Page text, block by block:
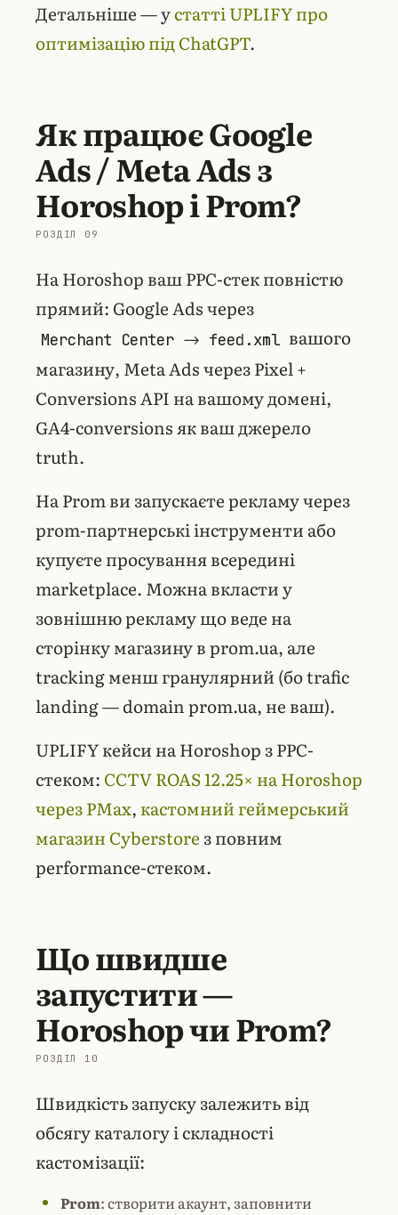
Детальніше — устатті UPLIFY про
оптимізацію під ChatGPT.
Як працює Google
Ads / Meta Ads з
Horoshop і Prom?
На Horoshop ваш PPC-стек повністю
прямий: Google Ads через
Merchant Center → feed.xml вашого
магазину, Meta Ads через Pixel +
Conversions API на вашому домені,
GA4-conversions як ваш джерело
truth.
На Prom ви запускаєте рекламу через
prom-партнерські інструменти або
купуєте просування всередині
marketplace. Можна вкласти у
зовнішню рекламу що веде на
сторінку магазину в prom.ua, але
tracking менш гранулярний (бо trafic
landing — domain prom.ua, не ваш).
UPLIFY кейси на Horoshop з PPC-
стеком: CCTV ROAS 12.25× на Horoshop
через PMax, кастомний геймерський
магазин Cyberstore з повним
performance-стеком.
Що швидше
запустити —
Horoshop чи Prom?
Швидкість запуску залежить від
обсягу каталогу і складності
кастомізації:
Prom: створити акаунт, заповнити